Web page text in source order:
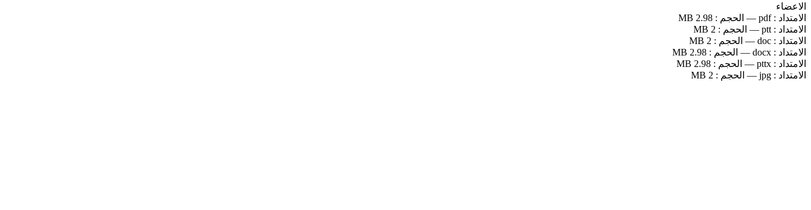
الاعضاء
الامتداد :pdf
— الحجم : 2.98 MB
الامتداد : ptt
— الحجم : 2 MB
الامتداد : doc
— الحجم : 2 MB
الامتداد : docx
— الحجم : 2.98 MB
الامتداد : pttx
— الحجم : 2.98 MB
الامتداد : jpg
— الحجم : 2 MB